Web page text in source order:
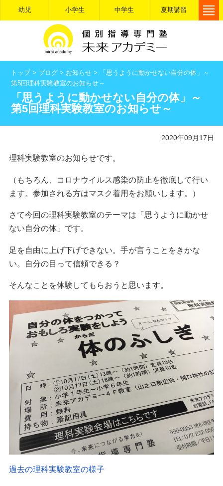
幼児 小学生 中学生 夏期講習
トップ> ブログ > お知らせ >
「思うように動かせない自分の体」～
第5回理科実験教室のお知らせ～
「思うように動かせない自分の体」～
第5回理科実験教室のお知らせ～
2020年09月17日
理科実験教室のお知らせです。
（もちろん、コロナウイルス感染の防止を徹底して行い
ます。参加される方はマスク着用をお願いします。）
さて今回の理科実験教室のテーマは「思うように動かせ
ない自分の体」です。
足を自由に上げ下げできない。手が言うことをきかな
い。自分の目って信頼できる？
そんなことを体験してもらおうと思います。
過去の理科実験教室の様子